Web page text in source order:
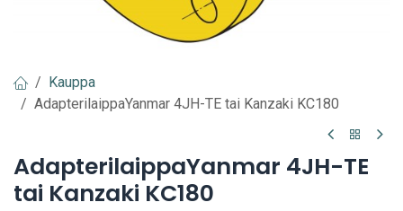
Kauppa
AdapterilaippaYanmar 4JH-TE tai Kanzaki KC180
AdapterilaippaYanmar 4JH-TE
tai Kanzaki KC180